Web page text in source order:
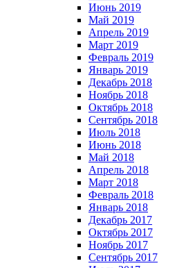
Июнь 2019
Май 2019
Апрель 2019
Март 2019
Февраль 2019
Январь 2019
Декабрь 2018
Ноябрь 2018
Октябрь 2018
Сентябрь 2018
Июль 2018
Июнь 2018
Май 2018
Апрель 2018
Март 2018
Февраль 2018
Январь 2018
Декабрь 2017
Октябрь 2017
Ноябрь 2017
Сентябрь 2017